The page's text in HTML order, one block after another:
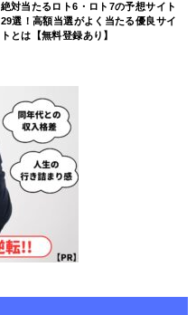
絶対当たるロト6・ロト7の予想サイト
29選！高額当選がよく当たる優良サイ
トとは【無料登録あり】